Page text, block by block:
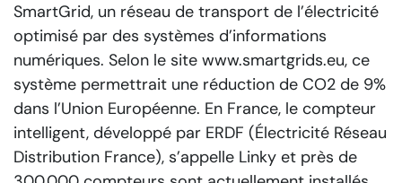
SmartGrid, un réseau de transport de l’électricité
optimisé par des systèmes d’informations
numériques. Selon le site www.smartgrids.eu, ce
système permettrait une réduction de CO2 de 9%
dans l’Union Européenne. En France, le compteur
intelligent, développé par ERDF (Électricité Réseau
Distribution France), s’appelle Linky et près de